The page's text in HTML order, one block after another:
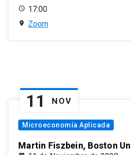
17:00
Zoom
11 NOV
Microeconomía Aplicada
Martin Fiszbein, Boston